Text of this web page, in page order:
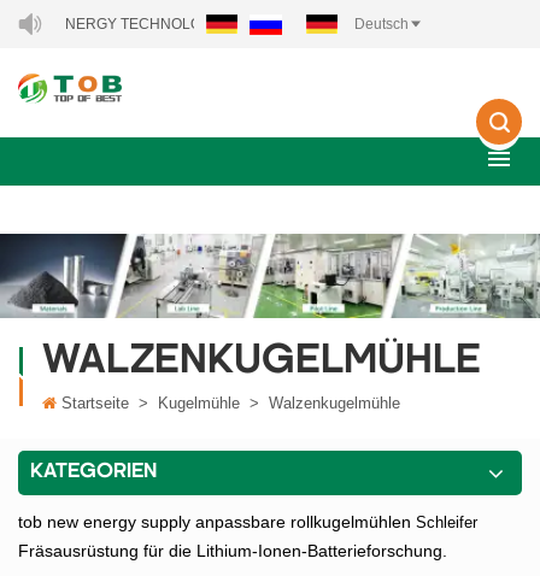
NEW ENERGY TECHNOLOGY CO., LTD.. Deutsch
WALZENKUGELMÜHLE
Startseite > Kugelmühle > Walzenkugelmühle
KATEGORIEN
tob new energy supply anpassbare rollkugelmühlen Schleifer
Fräsausrüstung für die Lithium-Ionen-Batterieforschung.